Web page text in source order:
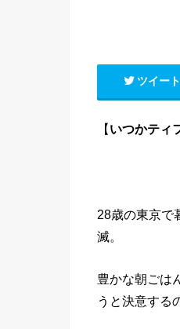
ツイート
【いつかティ
28歳の東京で
滅。
豊かな朝ごは
うと決意する